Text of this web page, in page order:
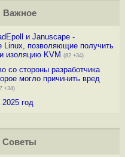
Важное
и Januscape -
Linux, позволяющие получить
изоляцию KVM
(82 +34)
со стороны разработчика
могло причинить вред
+34)
год
Советы